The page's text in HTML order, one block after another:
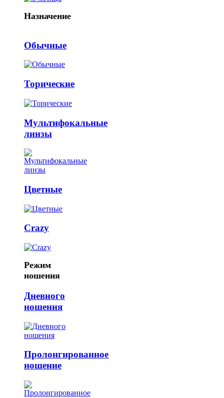
Назначение
Обычные
Торические
Мультифокальные
линзы
Цветные
Crazy
Режим
ношения
Дневного
ношения
Пролонгированное
ношение